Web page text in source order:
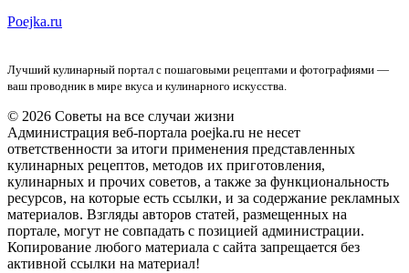
Poejka.ru
Лучший кулинарный портал с пошаговыми рецептами и фотографиями —
ваш проводник в мире вкуса и кулинарного искусства.
© 2026 Советы на все случаи жизни
Администрация веб-портала poejka.ru не несет
ответственности за итоги применения представленных
кулинарных рецептов, методов их приготовления,
кулинарных и прочих советов, а также за функциональность
ресурсов, на которые есть ссылки, и за содержание рекламных
материалов. Взгляды авторов статей, размещенных на
портале, могут не совпадать с позицией администрации.
Копирование любого материала с сайта запрещается без
активной ссылки на материал!